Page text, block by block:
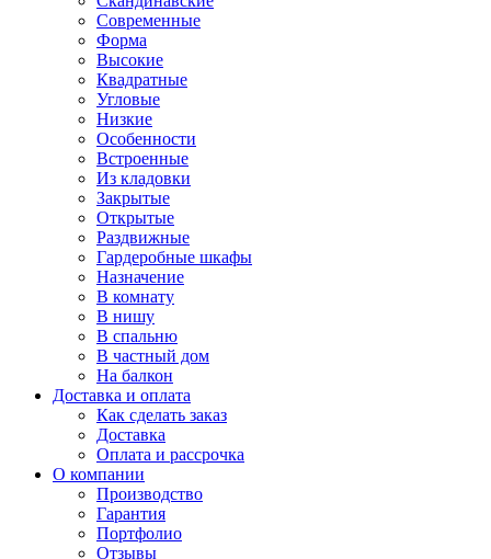
Современные
Форма
Высокие
Квадратные
Угловые
Низкие
Особенности
Встроенные
Из кладовки
Закрытые
Открытые
Раздвижные
Гардеробные шкафы
Назначение
В комнату
В нишу
В спальню
В частный дом
На балкон
Доставка и оплата
Как сделать заказ
Доставка
Оплата и рассрочка
О компании
Производство
Гарантия
Портфолио
Отзывы